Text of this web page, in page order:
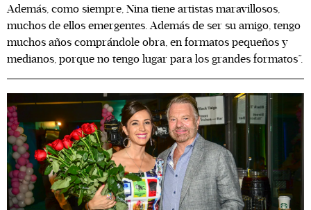
Además, como siempre, Nina tiene artistas maravillosos,
muchos de ellos emergentes. Además de ser su amigo, tengo
muchos años comprándole obra, en formatos pequeños y
medianos, porque no tengo lugar para los grandes formatos”.